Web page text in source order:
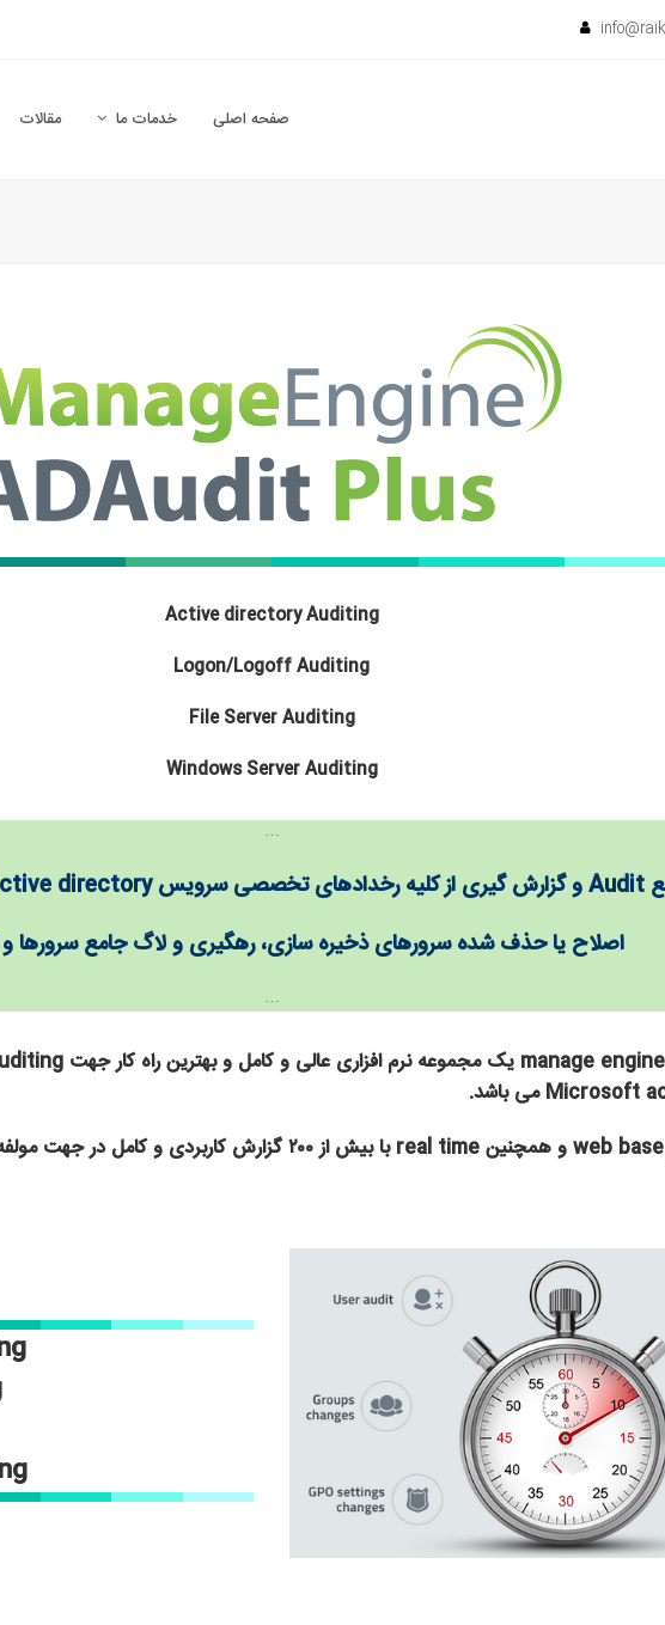
صفحه اصلی خدمات ما مقالات
Active directory Auditing
Logon/Logoff Auditing
File Server Auditing
Windows Server Auditing
…
Auditو گزارش گیری از کلیه رخدادهای تخصصیسرویسdirectory
اصلاح یا حذف شده سرورهای ذخیره سازی،رهگیری و لاگ جامع سرورها
…